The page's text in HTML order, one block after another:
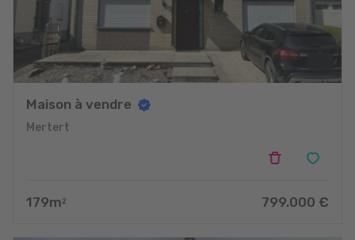
Maison à vendre
Mertert
179m 2 799.000 €